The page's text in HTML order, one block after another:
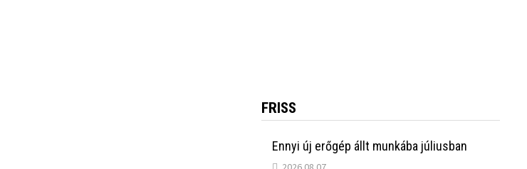
FRISS
Ennyi új erőgép állt munkába júliusban